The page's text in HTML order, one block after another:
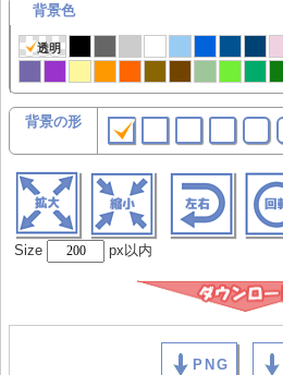
背景色
透明
背景の形
Size px以内
PNG